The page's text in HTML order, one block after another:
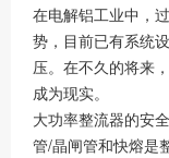
在电解铝工业中，
势，目前已有系统
压。在不久的将来
成为现实。
大功率整流器的安
管/晶闸管和快熔是